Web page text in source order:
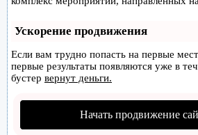
Ускорение продвижения
Если вам трудно попасть на первые
первые результаты появляются уже в
бустер вернут деньги.
Начать продвижение